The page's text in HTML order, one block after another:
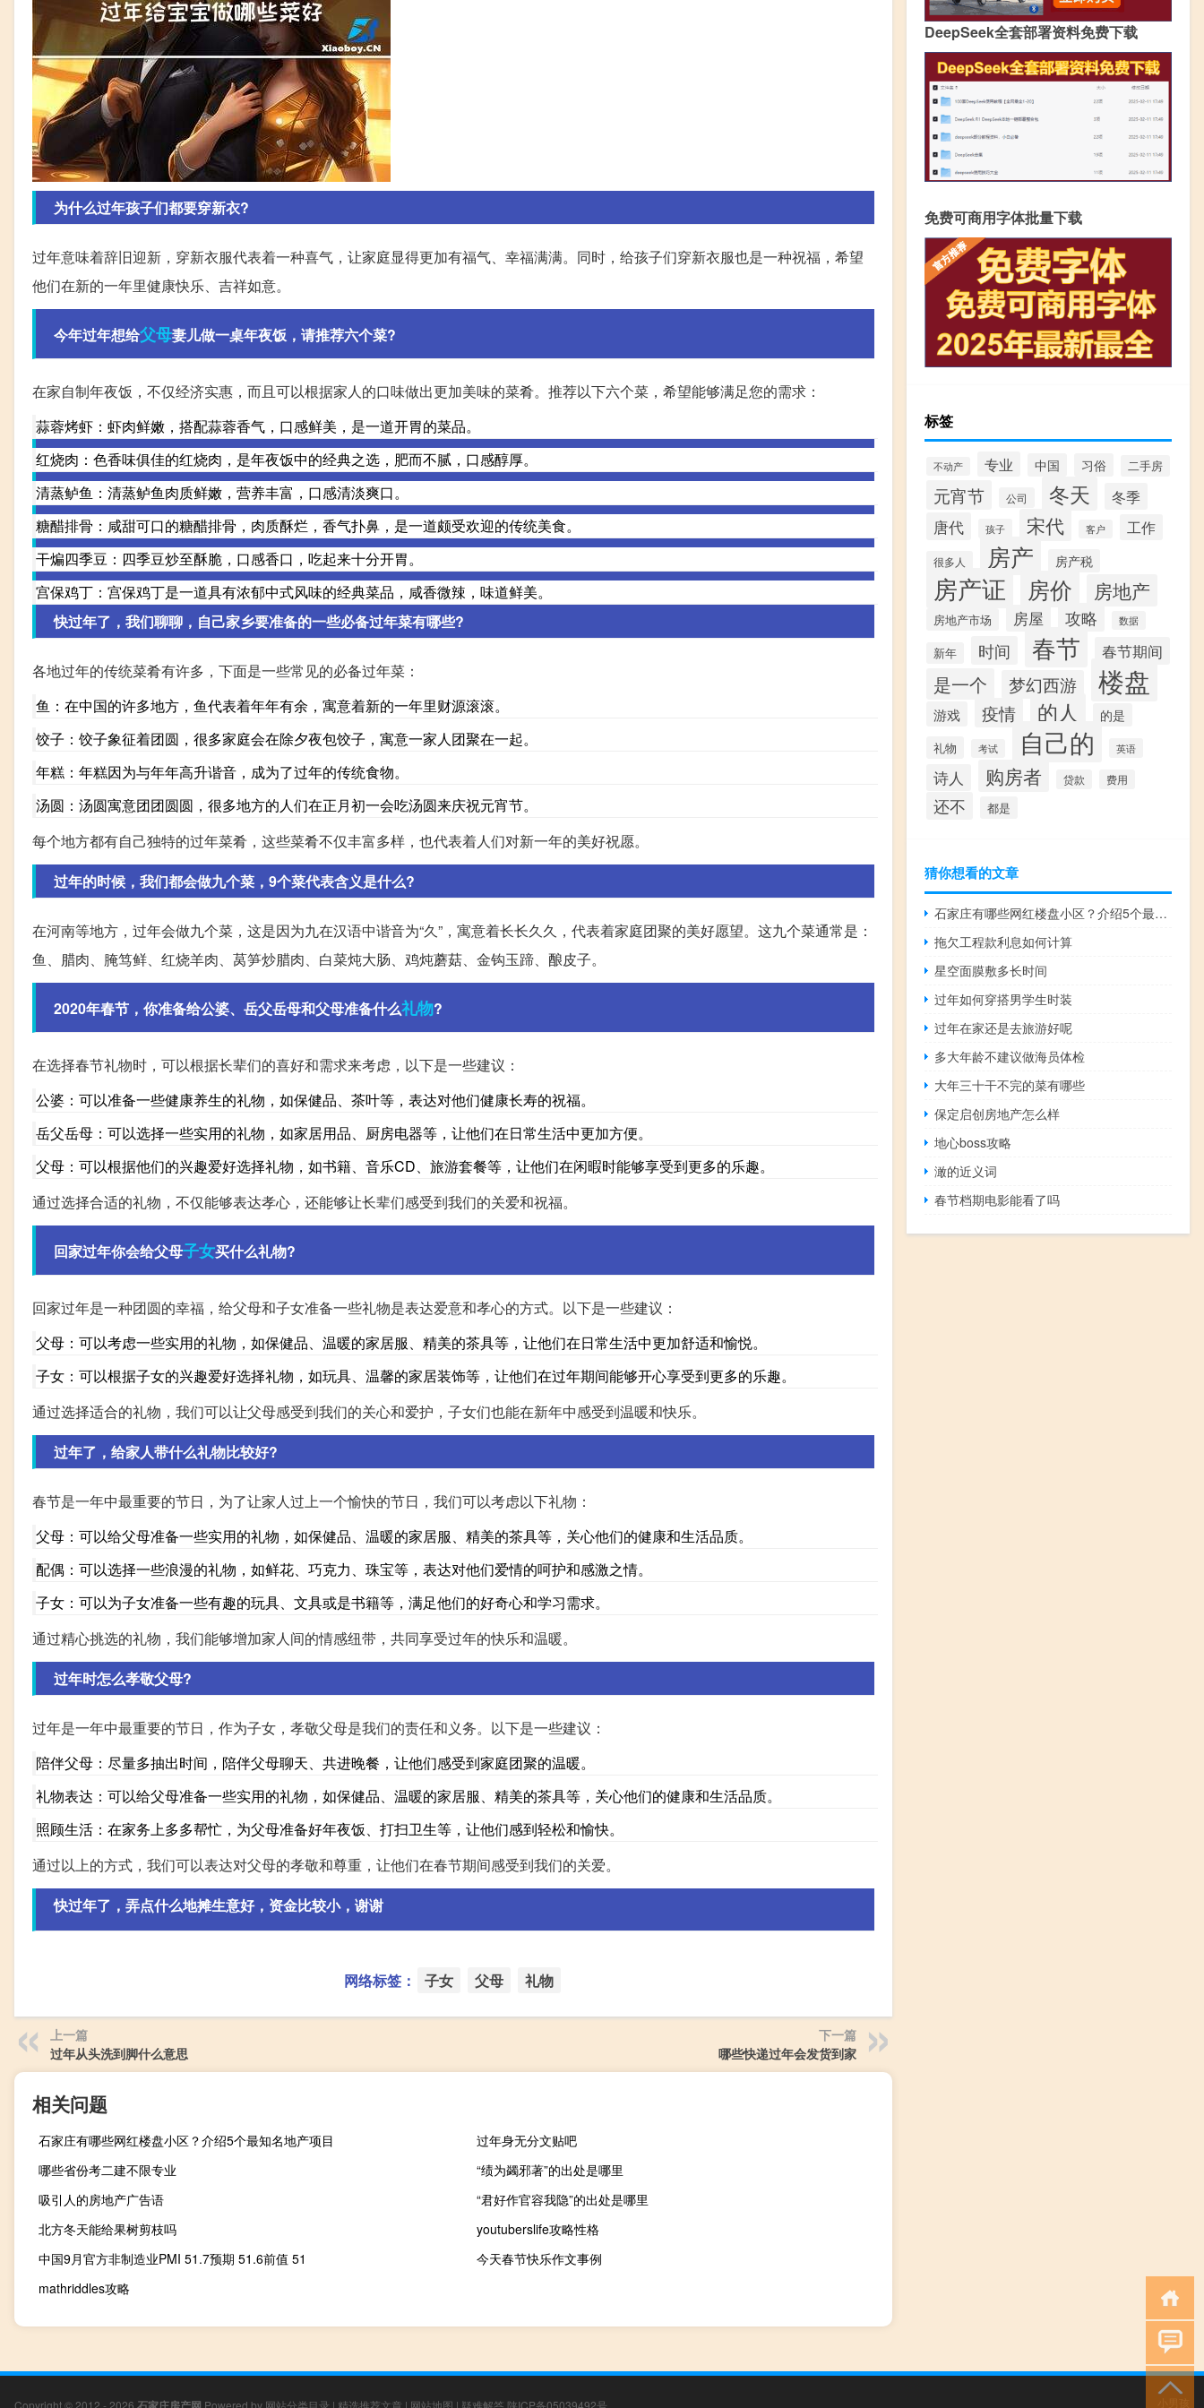
为什么过年孩子们都要穿新衣?
过年意味着辞旧迎新，穿新衣服代表着一种喜气，让家庭显得更加有福气、幸福满满。同时，给孩子们穿新衣服也是一种祝福，希望
他们在新的一年里健康快乐、吉祥如意。
今年过年想给父母妻儿做一桌年夜饭，请推荐六个菜?
在家自制年夜饭，不仅经济实惠，而且可以根据家人的口味做出更加美味的菜肴。推荐以下六个菜，希望能够满足您的需求：
蒜蓉烤虾：虾肉鲜嫩，搭配蒜蓉香气，口感鲜美，是一道开胃的菜品。
红烧肉：色香味俱佳的红烧肉，是年夜饭中的经典之选，肥而不腻，口感醇厚。
清蒸鲈鱼：清蒸鲈鱼肉质鲜嫩，营养丰富，口感清淡爽口。
糖醋排骨：咸甜可口的糖醋排骨，肉质酥烂，香气扑鼻，是一道颇受欢迎的传统美食。
干煸四季豆：四季豆炒至酥脆，口感香口，吃起来十分开胃。
宫保鸡丁：宫保鸡丁是一道具有浓郁中式风味的经典菜品，咸香微辣，味道鲜美。
快过年了，我们聊聊，自己家乡要准备的一些必备过年菜有哪些?
各地过年的传统菜肴有许多，下面是一些常见的必备过年菜：
鱼：在中国的许多地方，鱼代表着年年有余，寓意着新的一年里财源滚滚。
饺子：饺子象征着团圆，很多家庭会在除夕夜包饺子，寓意一家人团聚在一起。
年糕：年糕因为与年年高升谐音，成为了过年的传统食物。
汤圆：汤圆寓意团团圆圆，很多地方的人们在正月初一会吃汤圆来庆祝元宵节。
每个地方都有自己独特的过年菜肴，这些菜肴不仅丰富多样，也代表着人们对新一年的美好祝愿。
过年的时候，我们都会做九个菜，9个菜代表含义是什么?
在河南等地方，过年会做九个菜，这是因为九在汉语中谐音为“久”，寓意着长长久久，代表着家庭团聚的美好愿望。这九个菜通常是：
鱼、腊肉、腌笃鲜、红烧羊肉、莴笋炒腊肉、白菜炖大肠、鸡炖蘑菇、金钩玉蹄、酿皮子。
2020年春节，你准备给公婆、岳父岳母和父母准备什么礼物?
在选择春节礼物时，可以根据长辈们的喜好和需求来考虑，以下是一些建议：
公婆：可以准备一些健康养生的礼物，如保健品、茶叶等，表达对他们健康长寿的祝福。
岳父岳母：可以选择一些实用的礼物，如家居用品、厨房电器等，让他们在日常生活中更加方便。
父母：可以根据他们的兴趣爱好选择礼物，如书籍、音乐CD、旅游套餐等，让他们在闲暇时能够享受到更多的乐趣。
通过选择合适的礼物，不仅能够表达孝心，还能够让长辈们感受到我们的关爱和祝福。
回家过年你会给父母子女买什么礼物?
回家过年是一种团圆的幸福，给父母和子女准备一些礼物是表达爱意和孝心的方式。以下是一些建议：
父母：可以考虑一些实用的礼物，如保健品、温暖的家居服、精美的茶具等，让他们在日常生活中更加舒适和愉悦。
子女：可以根据子女的兴趣爱好选择礼物，如玩具、温馨的家居装饰等，让他们在过年期间能够开心享受到更多的乐趣。
通过选择适合的礼物，我们可以让父母感受到我们的关心和爱护，子女们也能在新年中感受到温暖和快乐。
过年了，给家人带什么礼物比较好?
春节是一年中最重要的节日，为了让家人过上一个愉快的节日，我们可以考虑以下礼物：
父母：可以给父母准备一些实用的礼物，如保健品、温暖的家居服、精美的茶具等，关心他们的健康和生活品质。
配偶：可以选择一些浪漫的礼物，如鲜花、巧克力、珠宝等，表达对他们爱情的呵护和感激之情。
子女：可以为子女准备一些有趣的玩具、文具或是书籍等，满足他们的好奇心和学习需求。
通过精心挑选的礼物，我们能够增加家人间的情感纽带，共同享受过年的快乐和温暖。
过年时怎么孝敬父母?
过年是一年中最重要的节日，作为子女，孝敬父母是我们的责任和义务。以下是一些建议：
陪伴父母：尽量多抽出时间，陪伴父母聊天、共进晚餐，让他们感受到家庭团聚的温暖。
礼物表达：可以给父母准备一些实用的礼物，如保健品、温暖的家居服、精美的茶具等，关心他们的健康和生活品质。
照顾生活：在家务上多多帮忙，为父母准备好年夜饭、打扫卫生等，让他们感到轻松和愉快。
通过以上的方式，我们可以表达对父母的孝敬和尊重，让他们在春节期间感受到我们的关爱。
快过年了，弄点什么地摊生意好，资金比较小，谢谢
网络标签： 子女 父母 礼物
上一篇
过年从头洗到脚什么意思
下一篇
哪些快递过年会发货到家
相关问题
石家庄有哪些网红楼盘小区？介绍5个最知名地产项目
过年身无分文贴吧
哪些省份考二建不限专业
“绩为蠲邪著”的出处是哪里
吸引人的房地产广告语
“君好作官容我隐”的出处是哪里
北方冬天能给果树剪枝吗
youtuberslife攻略性格
中国9月官方非制造业PMI 51.7预期 51.6前值 51
今天春节快乐作文事例
mathriddles攻略
DeepSeek全套部署资料免费下载
免费可商用字体批量下载
标签
不动产 专业 中国 习俗 二手房
元宵节 公司 冬天 冬季
唐代 孩子 宋代 客户 工作
很多人 房产 房产税
房产证 房价 房地产
房地产市场 房屋 攻略 数据
新年 时间 春节 春节期间
是一个 梦幻西游 楼盘
游戏 疫情 的人 的是
礼物 考试 自己的 英语
诗人 购房者 贷款 费用
还不 都是
猜你想看的文章
石家庄有哪些网红楼盘小区？介绍5个最知名地产项目
拖欠工程款利息如何计算
星空面膜敷多长时间
过年如何穿搭男学生时装
过年在家还是去旅游好呢
多大年龄不建议做海员体检
大年三十干不完的菜有哪些
保定启创房地产怎么样
地心boss攻略
澉的近义词
春节档期电影能看了吗